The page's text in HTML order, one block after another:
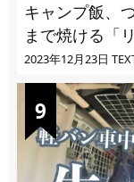
キャンプ飯、
まで焼ける「
ぎる
2023年12月23日